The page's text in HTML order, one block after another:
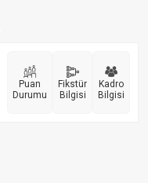
Puan
Durumu
Fikstür
Bilgisi
Kadro
Bilgisi